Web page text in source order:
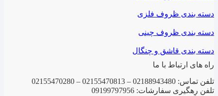
دسته بندی ظروف فلزی
دسته بندی ظروف چینی
دسته بندی قاشق و چنگال
راه های ارتباط با ما
تلفن تماس: 02188943480 – 02155470813 – 02155470280
تلفن رهگیری سفارشات: 09199797956